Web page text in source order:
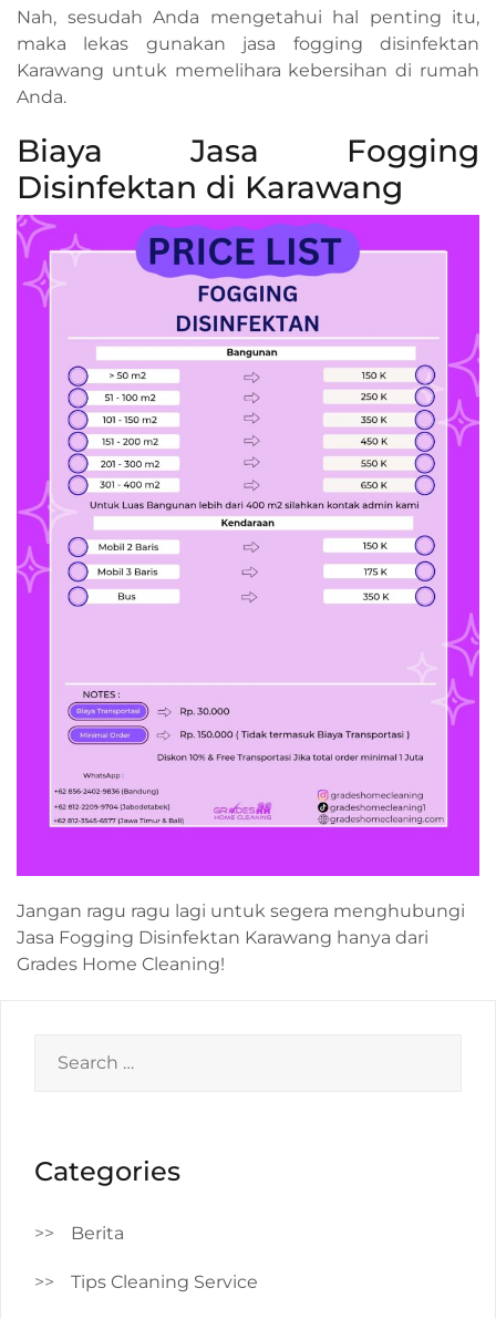
Nah, sesudah Anda mengetahui hal penting itu,
maka lekas gunakan jasa fogging disinfektan
Karawang untuk memelihara kebersihan di rumah
Anda.
Biaya Jasa Fogging
Disinfektan di Karawang
Jangan ragu ragu lagi untuk segera menghubungi
Jasa Fogging Disinfektan Karawang hanya dari
Grades Home Cleaning!
for:
Categories
Berita
Tips Cleaning Service